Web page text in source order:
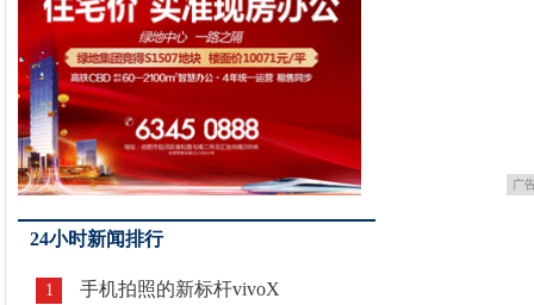
广
24小时新闻排行
1 手机拍照的新标杆vivoX